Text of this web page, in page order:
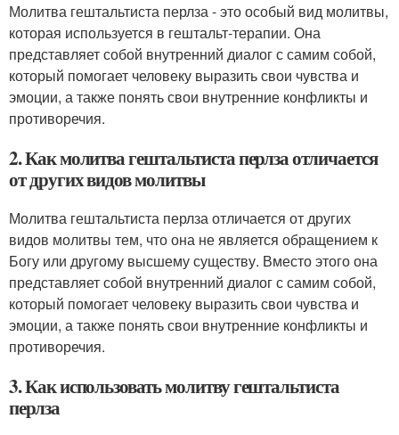
Молитва гештальтиста перлза - это особый вид молитвы,
которая используется в гештальт-терапии. Она
представляет собой внутренний диалог с самим собой,
который помогает человеку выразить свои чувства и
эмоции, а также понять свои внутренние конфликты и
противоречия.
2. Как молитва гештальтиста перлза отличается
от других видов молитвы
Молитва гештальтиста перлза отличается от других
видов молитвы тем, что она не является обращением к
Богу или другому высшему существу. Вместо этого она
представляет собой внутренний диалог с самим собой,
который помогает человеку выразить свои чувства и
эмоции, а также понять свои внутренние конфликты и
противоречия.
3. Как использовать молитву гештальтиста
перлза